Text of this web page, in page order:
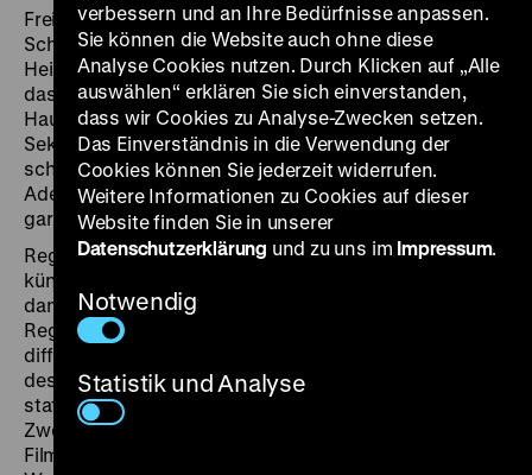
Frei nach Akten der Kriminalpolizei erzählt Hans
Schweikart von den mörderischen Intrigen eines
Heiratsschwindlers: Als Leopold Lanski mitbekommt,
dass die verwitwete Adele von Droste ihn zu ihrem
Haupterben einsetzt, mischt er ihr Schlafpulver in den
Sekt und stößt sie die Kellertreppe hinab. Sein Alibi
scheint perfekt, doch dann muss er erfahren, dass
Adele zum Zeitpunkt ihres Todes das Testament noch
gar nicht unterschrieben hatte.
Regisseur Schweikart war von 1938 bis 1942
künstlerischer Leiter der Münchner Bavaria und trat
dann von seinem Amt zurück, um dem Druck des NS-
Regimes zu entgehen. Sein Film setzt ganz auf das
differenzierte Spiel von Ferdinand Marian in der Rolle
des Leopold Lanski. Die Dreharbeiten fanden in Prag
statt, zum Ende des Krieges gelangte Die Nacht der
Zwölf in die Musiksynchronisation. Als die Bavaria den
Film 1948/49 fertigstellte, lebte Marian nicht mehr:
verbessern und an Ihre Bedürfnisse anpassen.
Sie können die Website auch ohne diese
Analyse Cookies nutzen. Durch Klicken auf „Alle
auswählen“ erklären Sie sich einverstanden,
dass wir Cookies zu Analyse-Zwecken setzen.
Das Einverständnis in die Verwendung der
Cookies können Sie jederzeit widerrufen.
Weitere Informationen zu Cookies auf dieser
Website finden Sie in unserer
Datenschutzerklärung und zu uns im Impressum.
Notwendig
Statistik und Analyse